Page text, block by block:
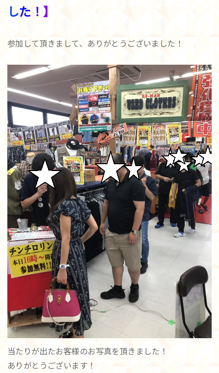
した ！ 】
参加して頂きまして、ありがとうございました！
当たりが出たお客様のお写真を頂きました！
ありがとうございます！